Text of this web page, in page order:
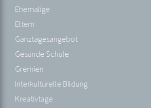
Ehemalige
Eltern
Ganztagesangebot
Gesunde Schule
Gremien
Interkulturelle Bildung
Kreativtage